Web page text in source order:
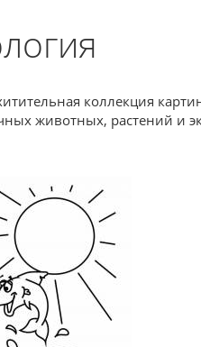
коллекция
животных, растений и